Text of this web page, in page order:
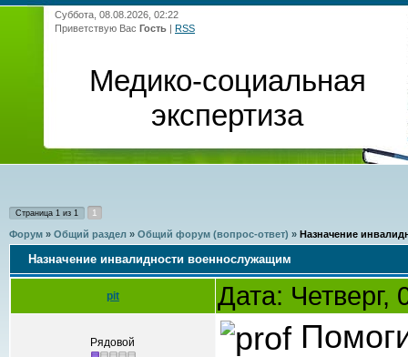
Суббота, 08.08.2026, 02:22
Приветствую Вас Гость | RSS
Медико-социальная
экспертиза
Страница 1 из 1 1
Форум » Общий раздел » Общий форум (вопрос-ответ) » Назначение
Назначение инвалидности военнослужащим
pit Дата:
Рядовой